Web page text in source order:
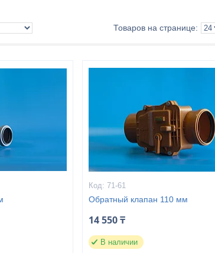
71-61
Обратный клапан 110 мм
14 550 ₸
В наличии